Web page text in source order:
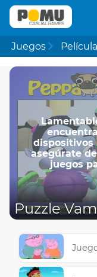
Juegos
dispositivos
asegúrate
juegos